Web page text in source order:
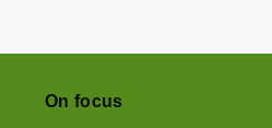
On focus